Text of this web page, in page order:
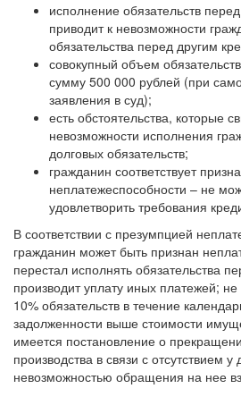
исполнение обязательств
приводит к невозможности
обязательства перед другим
совокупный объем
сумму 500 000 рублей (при
заявления в суд);
есть обстоятельства, которые
невозможности исполнения
долговых обязательств;
гражданин соответствует
неплатежеспособности – не
удовлетворить требования
В соответствии с презумпцией
гражданин может быть признан
перестал исполнять обязательства
производит уплату иных платежей;
10% обязательств в течение
задолженности выше стоимости
имеется постановление о
производства в связи с отсутствием
невозможностью обращения на нее